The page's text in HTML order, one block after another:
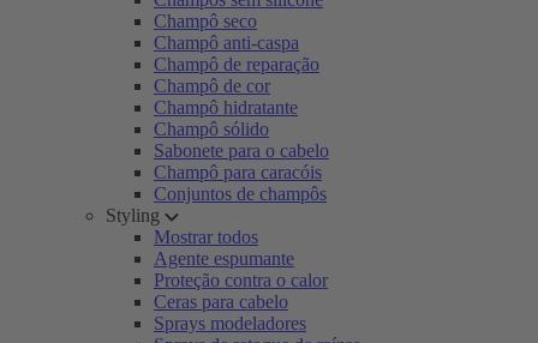
Champô seco
Champô anti-caspa
Champô de reparação
Champô de cor
Champô hidratante
Champô sólido
Sabonete para o cabelo
Champô para caracóis
Conjuntos de champôs
Styling
Mostrar todos
Agente espumante
Proteção contra o calor
Ceras para cabelo
Sprays modeladores